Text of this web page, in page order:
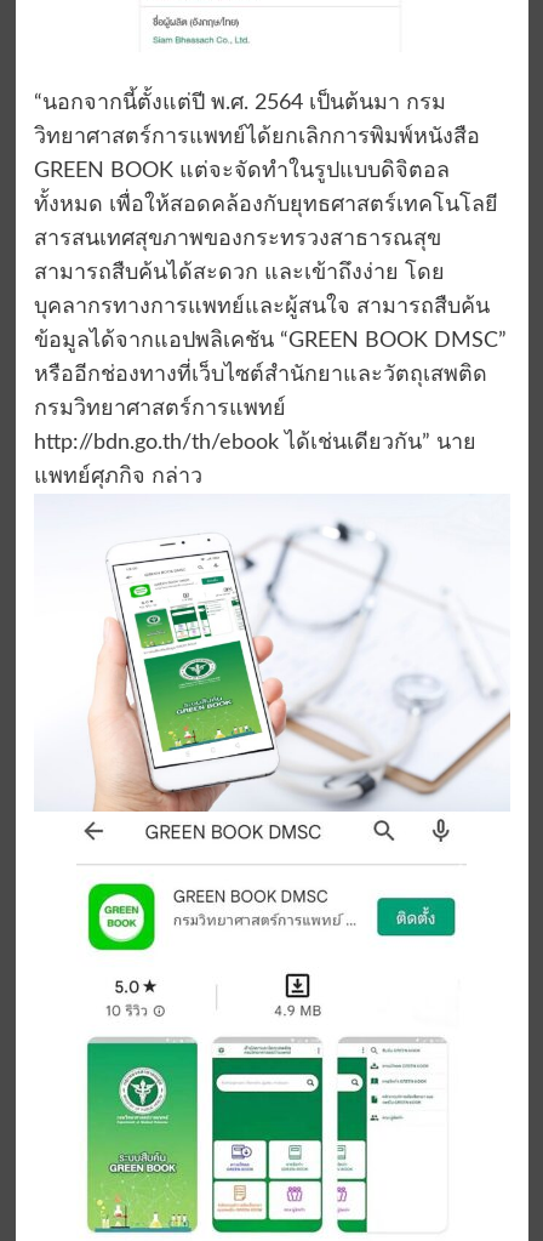
“นอกจากนี้ตั้งแต่ปี พ.ศ. 2564 เป็นต้นมา กรม
วิทยาศาสตร์การแพทย์ได้ยกเลิกการพิมพ์หนังสือ
GREEN BOOK แต่จะจัดทำในรูปแบบดิจิตอล
ทั้งหมด เพื่อให้สอดคล้องกับยุทธศาสตร์เทคโนโลยี
สารสนเทศสุขภาพของกระทรวงสาธารณสุข
สามารถสืบค้นได้สะดวก และเข้าถึงง่าย โดย
บุคลากรทางการแพทย์และผู้สนใจ สามารถสืบค้น
ข้อมูลได้จากแอปพลิเคชัน “GREEN BOOK DMSC”
หรืออีกช่องทางที่เว็บไซต์สำนักยาและวัตถุเสพติด
กรมวิทยาศาสตร์การแพทย์
http://bdn.go.th/th/ebook ได้เช่นเดียวกัน” นาย
แพทย์ศุภกิจ กล่าว